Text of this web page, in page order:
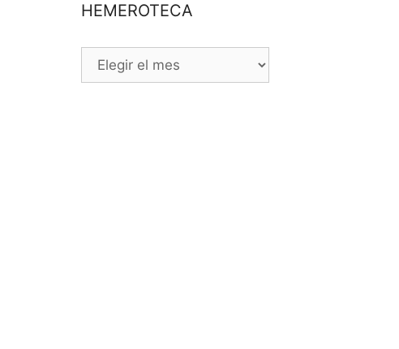
HEMEROTECA
HEMEROTECA